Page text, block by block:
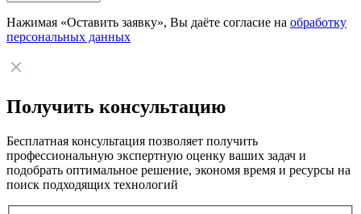
Нажимая «Оставить заявку», Вы даёте согласие на обработку
персональных данных
Получить консультацию
Бесплатная консультация позволяет получить
профессиональную экспертную оценку ваших задач и
подобрать оптимальное решение, экономя время и ресурсы на
поиск подходящих технологий